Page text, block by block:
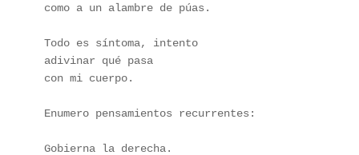
como a un alambre de púas.
Todo es síntoma, intento
adivinar qué pasa
con mi cuerpo.
Enumero pensamientos recurrentes:
Gobierna la derecha.